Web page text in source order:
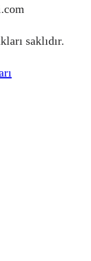
saklıdır.